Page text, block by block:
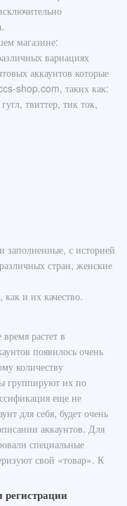
магазине:
вариациях
аккаунтов которые
shop.com, таких как:
твиттер, тик ток,
заполненные, с историей
стран, женские
как и их качество.
растет в
появилось очень
количеству
группируют их по
еще не
для себя, будет очень
аккаунтов. Для
специальные
свой «товар». К